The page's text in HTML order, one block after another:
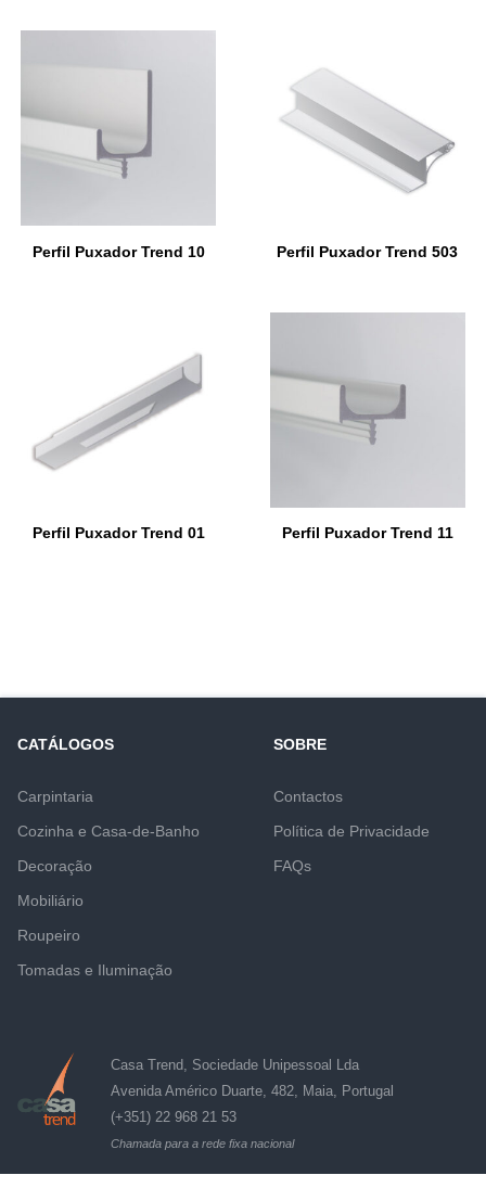
Perfil Puxador Trend 10 Perfil Puxador Trend 503
Perfil Puxador Trend 01 Perfil Puxador Trend 11
CATÁLOGOS
Carpintaria
Cozinha e Casa-de-Banho
Decoração
Mobiliário
Roupeiro
Tomadas e Iluminação
SOBRE
Contactos
Política de Privacidade
FAQs
Casa Trend, Sociedade Unipessoal Lda
Avenida Américo Duarte, 482, Maia, Portugal
(+351) 22 968 21 53
Chamada para a rede fixa nacional